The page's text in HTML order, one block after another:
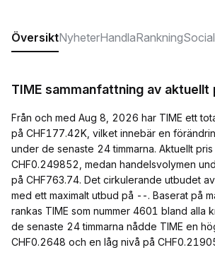
ÖversiktNyheterHandlaRankningSocial
TIME sammanfattning av aktuellt
Från och med Aug 8, 2026 har TIME ett
på CHF177.42K, vilket innebär en
under de senaste 24 timmarna. Aktuellt
CHF0.249852, medan handelsvolymen
på CHF763.74. Det cirkulerande utbudet
med ett maximalt utbud på --. Baserat på
rankas TIME som nummer 4601 bland alla
de senaste 24 timmarna nådde TIME en
CHF0.2648 och en låg nivå på